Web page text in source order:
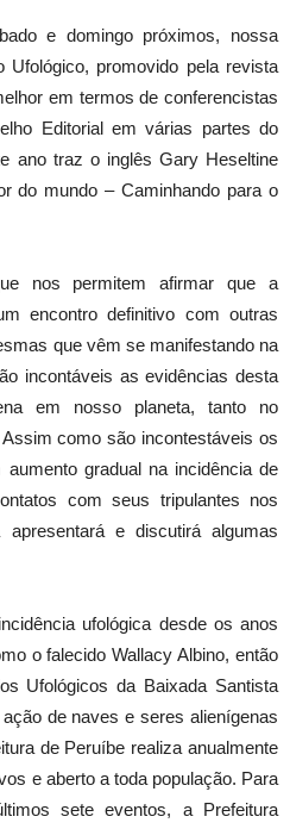
e domingo próximos, nossa
Ufológico, promovido pela revista
em termos de conferencistas
Editorial em várias partes do
ano traz o inglês Gary Heseltine
do mundo – Caminhando para o
nos permitem afirmar que a
encontro definitivo com outras
que vêm se manifestando na
incontáveis as evidências desta
em nosso planeta, tanto no
como são incontestáveis os
gradual na incidência de
com seus tripulantes nos
e discutirá algumas
ufológica desde os anos
o falecido Wallacy Albino, então
Ufológicos da Baixada Santista
de naves e seres alienígenas
de Peruíbe realiza anualmente
e aberto a toda população. Para
sete eventos, a Prefeitura